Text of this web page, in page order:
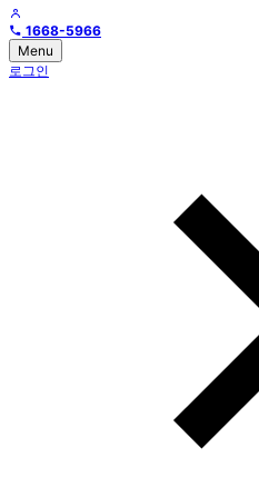
1668-5966
Menu
로그인